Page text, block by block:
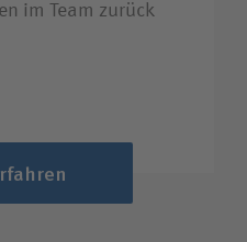
im Team zurück